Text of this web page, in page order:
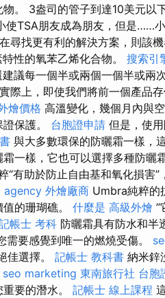
。 3盎司的管子到達10美元以
使TSA朋友成為朋友，但是……小
尋找更有利的解決方案，則該
性的氧苯乙烯化合物。 搜索引
議每一個半或兩個一個半或兩
實際上，即使我們將前一個產品
燴價格 高溫變化，幾個月內與
保護。 台胞證申請 但是，使
與大多數環保的防曬霜一樣，
一樣，它也可以選擇多種防曬
有助於防止自由基和氧化損害”
agency 外燴廠商 Umbra純粹的
的珊瑚礁。 什麼是 高級外燴 ”
帳士 考科 防曬霜具有防水和半
要感覺到唯一的燃燒受傷。
佳選擇。 記帳士 教科書 納米鋅
seo marketing 東南旅行社 台胞
要的潛水。 記帳士 線上課程